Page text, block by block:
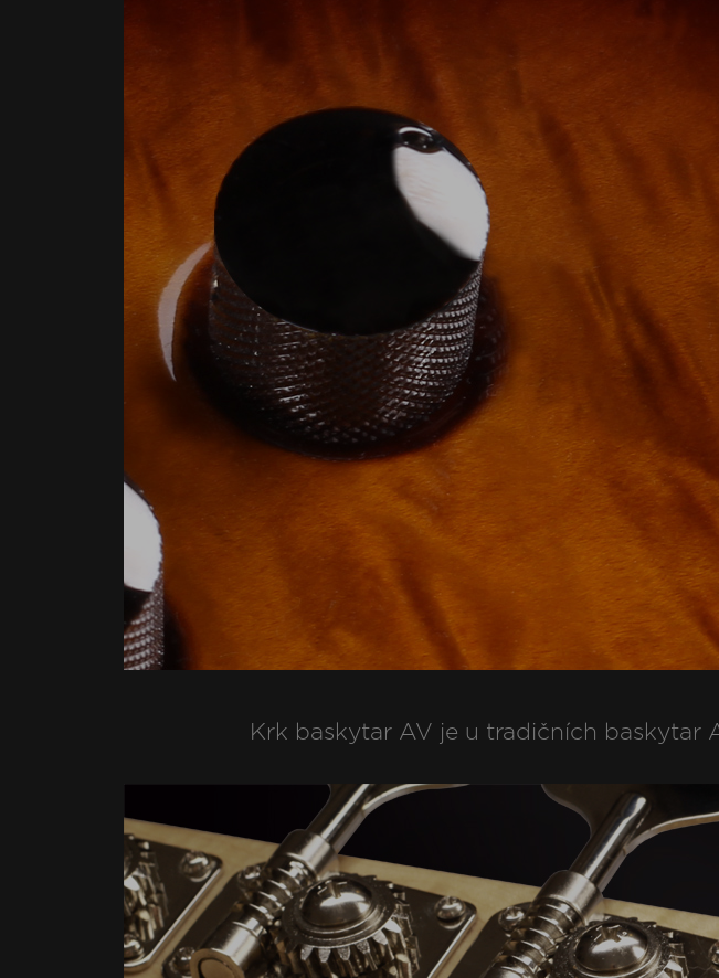
Krk baskytar AV je u tradičních baskytar